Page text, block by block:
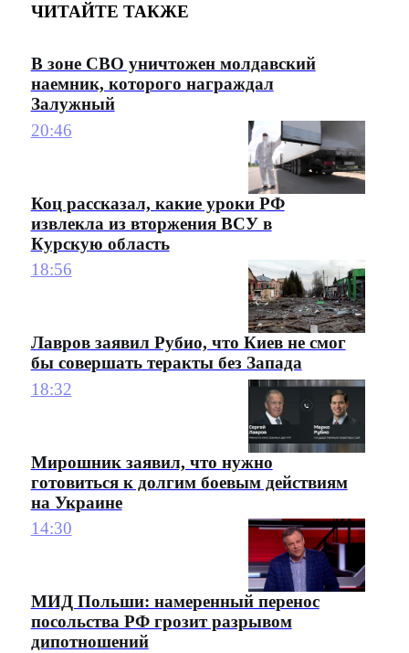
ЧИТАЙТЕ ТАКЖЕ
В зоне СВО уничтожен молдавский
наемник, которого награждал
Залужный
20:46
Коц рассказал, какие уроки РФ
извлекла из вторжения ВСУ в
Курскую область
18:56
Лавров заявил Рубио, что Киев не смог
бы совершать теракты без Запада
18:32
Мирошник заявил, что нужно
готовиться к долгим боевым действиям
на Украине
14:30
МИД Польши: намеренный перенос
посольства РФ грозит разрывом
дипотношений